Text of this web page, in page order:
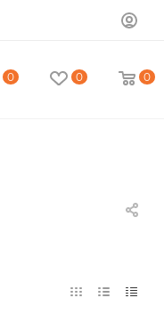
0 0 0